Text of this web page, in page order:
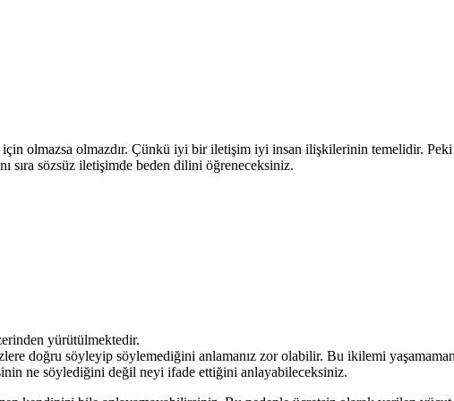
olmazsa olmazdır. Çünkü iyi bir iletişim iyi insan ilişkilerinin temelidir.
sözsüz iletişimde beden dilini öğreneceksiniz.
yürütülmektedir.
doğru söyleyip söylemediğini anlamanız zor olabilir. Bu ikilemi
ne söylediğini değil neyi ifade ettiğini anlayabileceksiniz.